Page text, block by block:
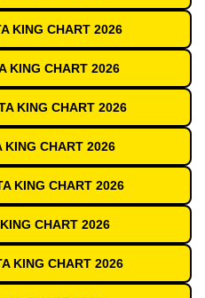
KING CHART 2026
KING CHART 2026
KING CHART 2026
KING CHART 2026
KING CHART 2026
CHART 2026
KING CHART 2026